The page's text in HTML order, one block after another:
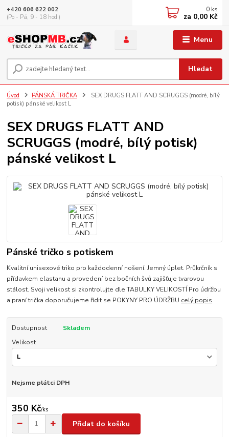
Menu
Hledat
+420 606 622 002
(Po - Pá, 9 - 18 hod.)
0 ks
za 0,00 Kč
Úvod PÁNSKÁ TRIČKA
SEX DRUGS FLATT AND SCRUGGS (modré, bílý
potisk) pánské velikost L
SEX DRUGS FLATT AND
SCRUGGS (modré, bílý potisk)
pánské velikost L
Pánské tričko s potiskem
Kvalitní unisexové triko pro každodenní nošení. Jemný úplet. Průkrčník s
přídavkem elastanu a provedení bez bočních švů zajišťuje tvarovou
stálost. Svoji velikost si zkontrolujte dle TABULKY VELIKOSTÍ Pro údržbu
a praní trička doporučujeme řídit se POKYNY PRO ÚDRŽBU celý popis
Dostupnost
Skladem
Velikost
Nejsme plátci DPH
350 Kč/ks
Přidat do košíku